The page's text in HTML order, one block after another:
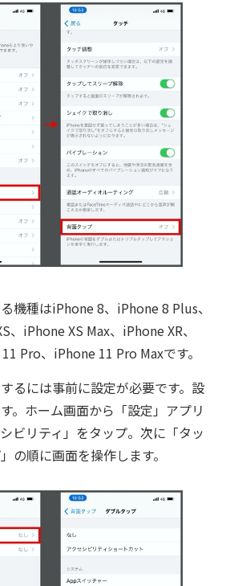
機種はiPhone 8、iPhone 8 Plus、
、iPhone XS Max、iPhone XR、
Pro、iPhone 11 Pro Maxです。
るには事前に設定が必要です。設
。ホーム画面から「設定」アプリ
ビリティ」をタップ。次に「タッ
の順に画面を操作します。